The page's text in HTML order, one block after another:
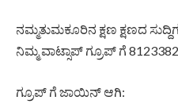
ನಮ್ಮತುಮಕೂರಿನ ಕ್ಷಣ ಕ್ಷಣದ
ನಿಮ್ಮ ವಾಟ್ಸಾಪ್ ಗ್ರೂಪ್ ಗೆ
ಗ್ರೂಪ್ ಗೆ ಜಾಯಿನ್ ಆಗಿ: